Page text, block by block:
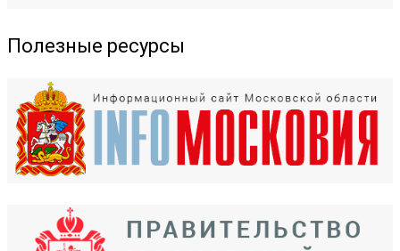
Полезные ресурсы